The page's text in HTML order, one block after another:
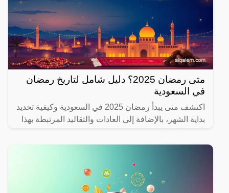
متى رمضان 2025؟ دليل شامل لتاريخ رمضان
في السعودية
اكتشف متى يبدأ رمضان 2025 في السعودية وكيفية تحديد
بداية الشهر، بالإضافة إلى العادات والتقاليد المرتبطة بهذا